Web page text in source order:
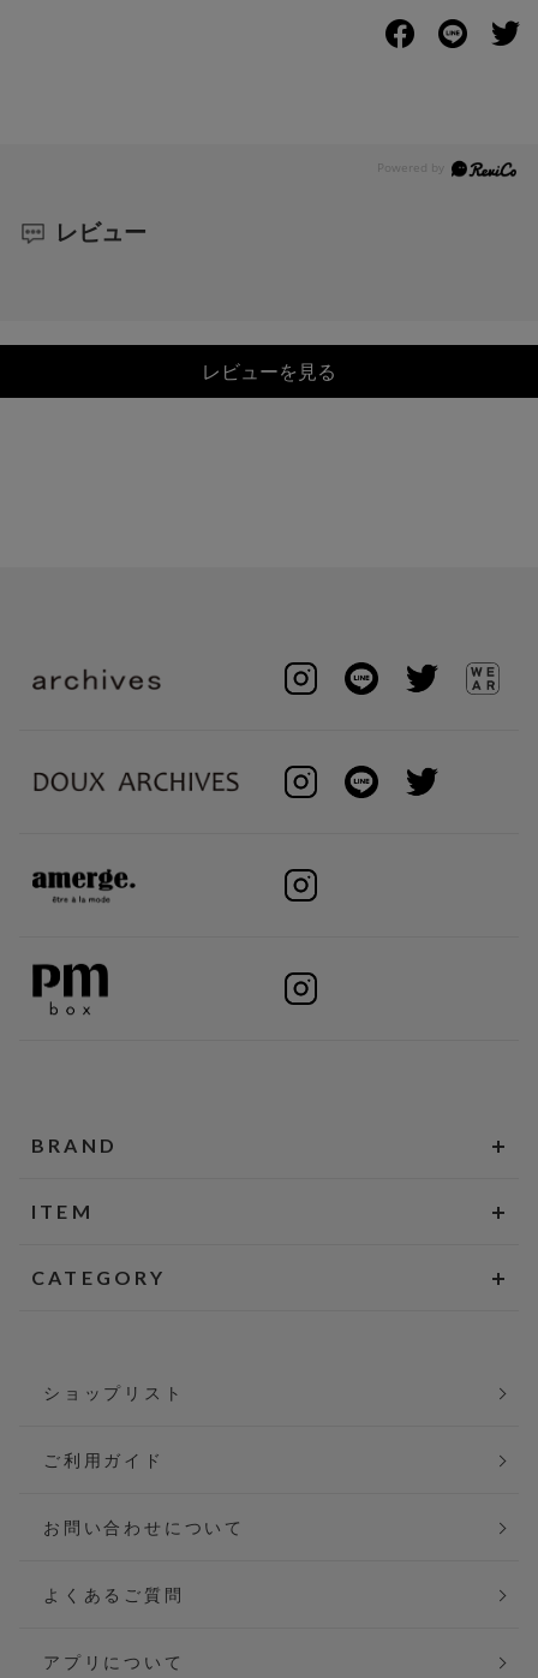
レビュー
レビューを見る
BRAND
ITEM
CATEGORY
ショップリスト
ご利用ガイド
お問い合わせについて
よくあるご質問
アプリについて